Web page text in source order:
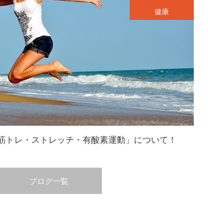
健康
トレ・ストレッチ・有酸素運動」について！
ブログ一覧